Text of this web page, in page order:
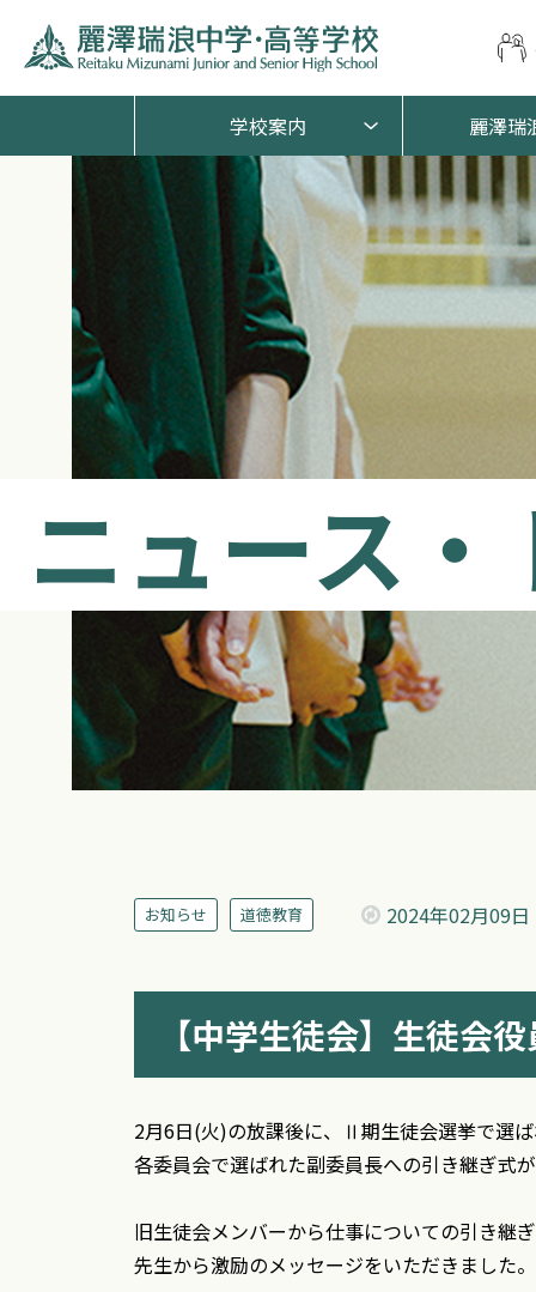
学校案内 麗澤瑞
ニュース
お知らせ 道徳教育 2024年02月09日
【中学生徒会】生徒会
2月6日(火)の放課後に、Ⅱ期生徒会選挙で選
各委員会で選ばれた副委員長への引き継ぎ式
旧生徒会メンバーから仕事についての引き継
先生から激励のメッセージをいただきました。